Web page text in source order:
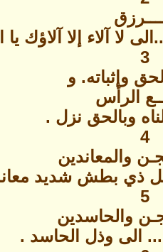
لا آلاء إلا آلاؤك يا
3
وإثباته. و
الرأس
وبالحق نزل .
4
والمعاندين
كل ذي بطش شديد
5
والحاسدين
الى وذل الحاسد .